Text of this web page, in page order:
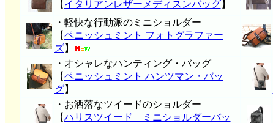
【 イタリアンレザーメディスンバッグ】
・軽快な行動派のミニショルダー
【ペニッシュミント フォトグラファー
ズ】
・オシャレなハンティング・バッグ
【ペニッシュミント ハンツマン・バッ
グ】
・お洒落なツイードのショルダー
【ハリスツイード ミニショルダーバッ